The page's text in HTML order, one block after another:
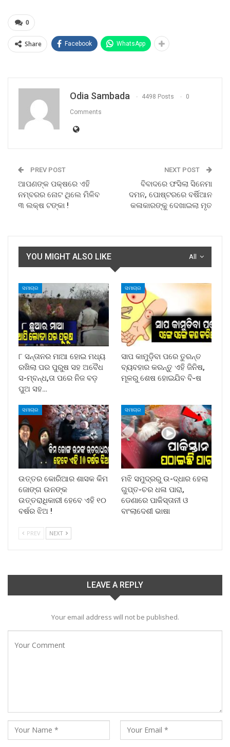
0
Share Facebook WhatsApp
Odia Sambada 4498 Posts 0
Comments
PREV POST
ଆପଣଙ୍କ ପକ୍ଷରେ ଏହି
ନମ୍ବରର ନୋଟ ଥିଲେ ମିଳିବ
୩ ଲକ୍ଷ ଟଙ୍କା !
NEXT POST
ବିବାଦରେ ଫସିଲା ସିନେମା
ଦମନ, ପୋଷ୍ଟରରେ ବର୍ଷିଆନ
କଳାକାରଙ୍କୁ ଦେଖାଇଲା ମୃତ
All
YOU MIGHT ALSO LIKE
ସମାଚାର
୮ ସନ୍ତାନର ମାଆ ହୋଇ ମଧ୍ୟ
ରଖିଲା ପର ପୁରୁଷ ସହ ଅବୈଧ
ସ-ମ୍ବନ୍ଧ,ତା ପରେ ନିଜ ବଡ଼
ପୁଅ ସହ…
ସମାଚାର
ସାପ କାମୁଡ଼ିବା ପରେ ତୁରନ୍ତ
ବ୍ୟବହାର କରନ୍ତୁ ଏହି ଜିନିଷ,
ମୂଳରୁ ଶେଷ ହୋଇଯିବ ବି-ଷ
ସମାଚାର
ଉତ୍ତର କୋରିଆର ଶାସକ କିମ
ଜୋଙ୍ଗ ଉନଙ୍କ
ଉତ୍ତରାଧିକାରୀ ହେବେ ଏହି ୧୦
ବର୍ଷର ଝିଅ !
ସମାଚାର
ମଝି ସମୁଦ୍ରରୁ ଉ-ଦ୍ଧାର ହେଲା
ଗୁପ୍ତ-ଚର ଧଳା ପାରା,
ଡେଣାରେ ପାକିସ୍ତାନୀ ଓ
ବାଂଲାଦେଶୀ ଭାଷା
PREV NEXT
LEAVE A REPLY
Your email address will not be published.